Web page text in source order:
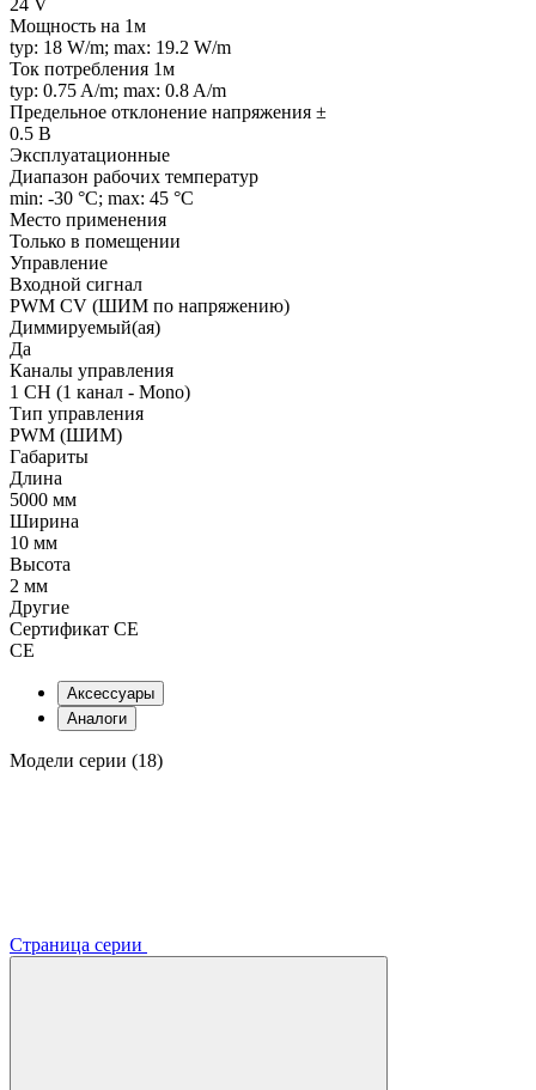
Мощность на 1м
typ: 18 W/m; max: 19.2 W/m
Ток потребления 1м
typ: 0.75 A/m; max: 0.8 A/m
Предельное отклонение напряжения ±
0.5 В
Эксплуатационные
Диапазон рабочих температур
min: -30 °C; max: 45 °C
Место применения
Только в помещении
Управление
Входной сигнал
PWM СV (ШИМ по напряжению)
Диммируемый(ая)
Да
Каналы управления
1 CH (1 канал - Mono)
Тип управления
PWM (ШИМ)
Габариты
Длина
5000 мм
Ширина
10 мм
Высота
2 мм
Другие
Сертификат CE
CE
Аксессуары
Аналоги
Модели серии (18)
Страница серии